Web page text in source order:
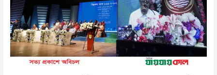
পেলেন
দুই
সংগঠনসহ
১৮
গুণীজন